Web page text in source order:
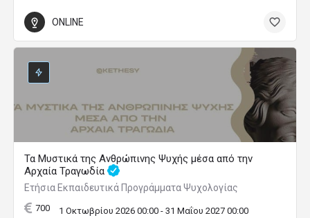
ONLINE
Τα Μυστικά της Ανθρώπινης Ψυχής μέσα από την
Αρχαία Τραγωδία
Ετήσια Εκπαιδευτικά Προγράμματα Ψυχολογίας
700 1 Οκτωβρίου 2026 00:00 - 31 Μαΐου 2027 00:00